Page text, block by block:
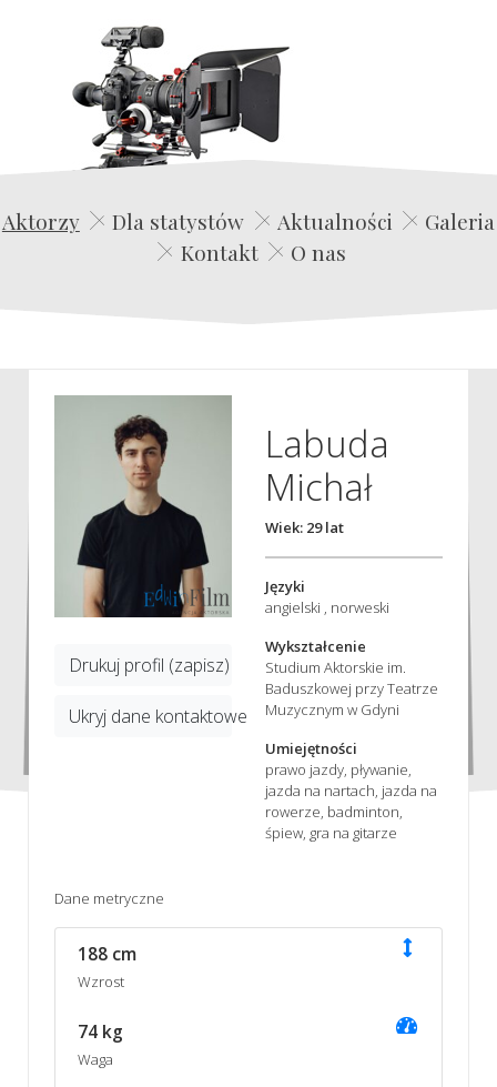
Edwin Film Agencja Aktorska
Aktorzy Dla statystów Aktualności
Galeria
Kontakt
O nas
Drukuj profil (zapisz)
Ukryj dane kontaktowe
Labuda
Michał
Wiek: 29 lat
Języki
angielski , norweski
Wykształcenie
Studium Aktorskie im.
Baduszkowej przy Teatrze
Muzycznym w Gdyni
Umiejętności
prawo jazdy, pływanie,
jazda na nartach, jazda na
rowerze, badminton,
śpiew, gra na gitarze
Dane metryczne
188 cm
Wzrost
74 kg
Waga